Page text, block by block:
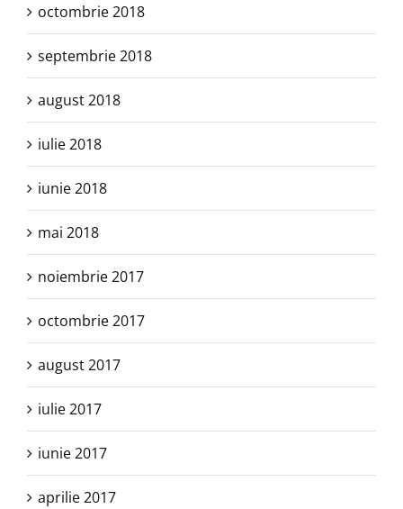
octombrie 2018
septembrie 2018
august 2018
iulie 2018
iunie 2018
mai 2018
noiembrie 2017
octombrie 2017
august 2017
iulie 2017
iunie 2017
aprilie 2017